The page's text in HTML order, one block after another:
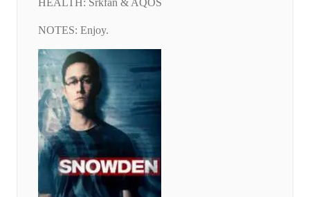
HEALTH: Srkfan & AQOS
NOTES: Enjoy.